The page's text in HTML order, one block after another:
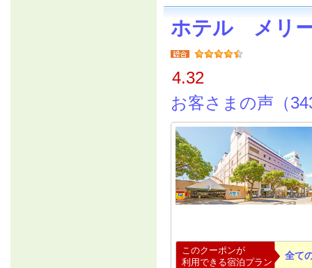
ホテル メリ
4.32
お客さまの声（
このクーポンが
利用できる宿泊プラン
全て